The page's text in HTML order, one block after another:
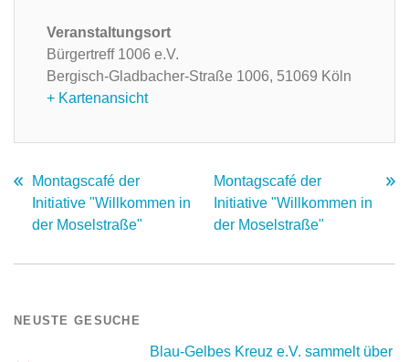
Veranstaltungsort
Bürgertreff 1006 e.V.
Bergisch-Gladbacher-Straße 1006, 51069 Köln
+ Kartenansicht
Montagscafé der
Initiative "Willkommen in
der Moselstraße"
Montagscafé der
Initiative "Willkommen in
der Moselstraße"
NEUSTE GESUCHE
Blau-Gelbes Kreuz e.V. sammelt über